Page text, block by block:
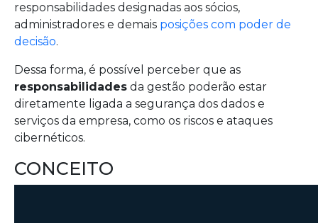
responsabilidades designadas aos sócios,
administradores e demais posições com poder de
decisão.
Dessa forma, é possível perceber que as
responsabilidades da gestão poderão estar
diretamente ligada a segurança dos dados e
serviços da empresa, como os riscos e ataques
cibernéticos.
CONCEITO